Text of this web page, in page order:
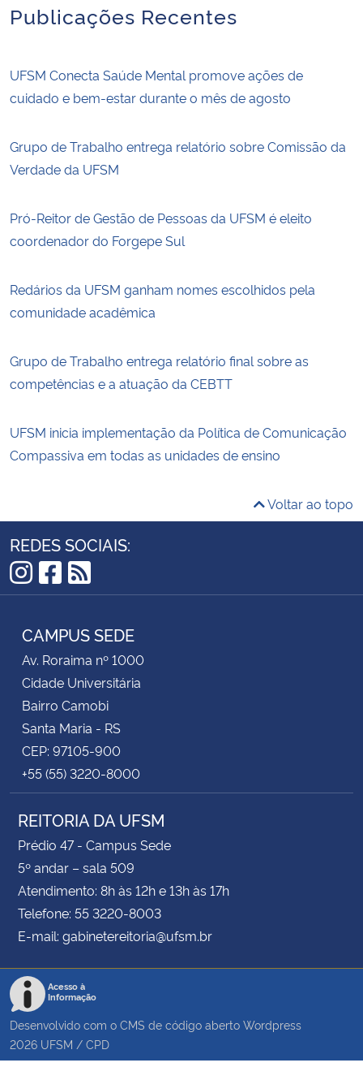
Publicações Recentes
UFSM Conecta Saúde Mental promove ações de
cuidado e bem-estar durante o mês de agosto
Grupo de Trabalho entrega relatório sobre Comissão da
Verdade da UFSM
Pró-Reitor de Gestão de Pessoas da UFSM é eleito
coordenador do Forgepe Sul
Redários da UFSM ganham nomes escolhidos pela
comunidade acadêmica
Grupo de Trabalho entrega relatório final sobre as
competências e a atuação da CEBTT
UFSM inicia implementação da Política de Comunicação
Compassiva em todas as unidades de ensino
Voltar ao topo
REDES SOCIAIS:
Instagram
Facebook
RSS
CAMPUS SEDE
Av. Roraima nº 1000
Cidade Universitária
Bairro Camobi
Santa Maria - RS
CEP: 97105-900
+55 (55) 3220-8000
REITORIA DA UFSM
Prédio 47 - Campus Sede
5º andar – sala 509
Atendimento: 8h às 12h e 13h às 17h
Telefone: 55 3220-8003
E-mail: gabinetereitoria@ufsm.br
Acesso à
Informação
Desenvolvido com o CMS de código aberto Wordpress
2026 UFSM / CPD